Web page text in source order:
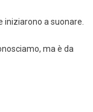
a suonare.
ma è da